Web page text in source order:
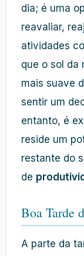
dia; é uma
reavaliar,
atividades
que o sol da
mais suave
sentir um
entanto, é
reside um
restante do
de
Boa Tarde
A parte da